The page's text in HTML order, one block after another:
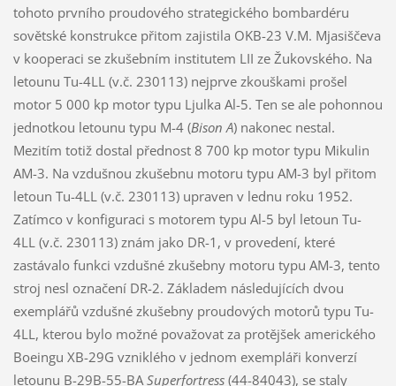
tohoto prvního proudového strategického bombardéru
sovětské konstrukce přitom zajistila OKB-23 V.M. Mjasiščeva
v kooperaci se zkušebním institutem LII ze Žukovského. Na
letounu Tu-4LL (v.č. 230113) nejprve zkouškami prošel
motor 5 000 kp motor typu Ljulka Al-5. Ten se ale pohonnou
jednotkou letounu typu M-4 (Bison A) nakonec nestal.
Mezitím totiž dostal přednost 8 700 kp motor typu Mikulin
AM-3. Na vzdušnou zkušebnu motoru typu AM-3 byl přitom
letoun Tu-4LL (v.č. 230113) upraven v lednu roku 1952.
Zatímco v konfiguraci s motorem typu Al-5 byl letoun Tu-
4LL (v.č. 230113) znám jako DR-1, v provedení, které
zastávalo funkci vzdušné zkušebny motoru typu AM-3, tento
stroj nesl označení DR-2. Základem následujících dvou
exemplářů vzdušné zkušebny proudových motorů typu Tu-
4LL, kterou bylo možné považovat za protějšek amerického
Boeingu XB-29G vzniklého v jednom exempláři konverzí
letounu B-29B-55-BASuperfortress(44-84043), se staly